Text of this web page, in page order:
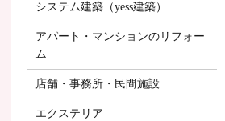
システム建築（yess建築）
アパート・マンションのリフォー
ム
店舗・事務所・民間施設
エクステリア